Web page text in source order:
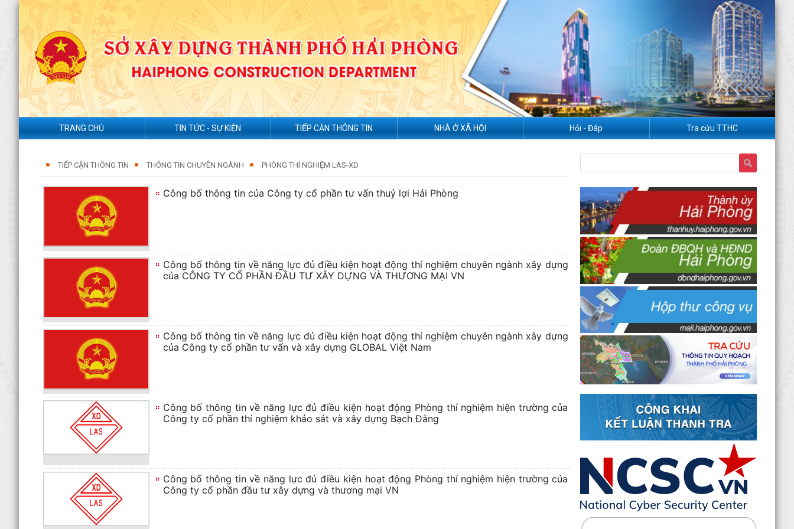
TRANG CHỦ TIN TỨC - SỰ KIỆN TIẾP CẬN THÔNG TIN NHÀ Ở XÃ HỘI Hỏi - Đáp Tra cứu TTHC
TIẾP CẬN THÔNG TIN THÔNG TIN CHUYÊN NGÀNH PHÒNG THÍ NGHIỆM LAS-XD
Công bố thông tin của Công ty cổ phần tư vấn thuỷ lợi Hải Phòng
Công bố thông tin về năng lực đủ điều kiện hoạt động thí nghiệm chuyên ngành xây dựng
của CÔNG TY CỔ PHẦN ĐẦU TƯ XÂY DỰNG VÀ THƯƠNG MẠI VN
Công bố thông tin về năng lực đủ điều kiện hoạt động thí nghiệm chuyên ngành xây dựng
của Công ty cổ phần tư vấn và xây dựng GLOBAL Việt Nam
Công bố thông tin về năng lực đủ điều kiện hoạt động Phòng thí nghiệm hiện trường của
Công ty cổ phần thí nghiệm khảo sát và xây dựng Bạch Đằng
Công bố thông tin về năng lực đủ điều kiện hoạt động Phòng thí nghiệm hiện trường của
Công ty cổ phần đầu tư xây dựng và thương mại VN